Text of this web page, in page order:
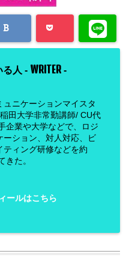
る人 - WRITER -
ュニケーションマイスタ
田大学非常勤講師/ CU代
業や大学などで、ロジ
ーション、対人対応、ビ
ティング研修などを約
きた。
ールはこちら